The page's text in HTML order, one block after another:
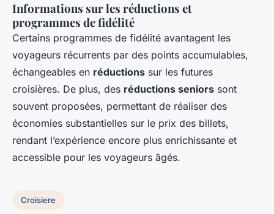
Informations sur les réductions et
programmes de fidélité
Certains programmes de fidélité avantagent les
voyageurs récurrents par des points accumulables,
échangeables en réductions sur les futures
croisières. De plus, des réductions seniors sont
souvent proposées, permettant de réaliser des
économies substantielles sur le prix des billets,
rendant l’expérience encore plus enrichissante et
accessible pour les voyageurs âgés.
Croisiere